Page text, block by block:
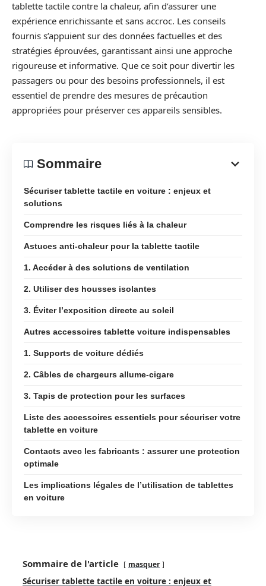
tablette tactile contre la chaleur, afin d’assurer une
expérience enrichissante et sans accroc. Les conseils
fournis s’appuient sur des données factuelles et des
stratégies éprouvées, garantissant ainsi une approche
rigoureuse et informative. Que ce soit pour divertir les
passagers ou pour des besoins professionnels, il est
essentiel de prendre des mesures de précaution
appropriées pour préserver ces appareils sensibles.
Sommaire
Sécuriser tablette tactile en voiture : enjeux et
solutions
Comprendre les risques liés à la chaleur
Astuces anti-chaleur pour la tablette tactile
1. Accéder à des solutions de ventilation
2. Utiliser des housses isolantes
3. Éviter l’exposition directe au soleil
Autres accessoires tablette voiture indispensables
1. Supports de voiture dédiés
2. Câbles de chargeurs allume-cigare
3. Tapis de protection pour les surfaces
Liste des accessoires essentiels pour sécuriser votre
tablette en voiture
Contacts avec les fabricants : assurer une protection
optimale
Les implications légales de l’utilisation de tablettes
en voiture
Sommaire de l'article masquer
Sécuriser tablette tactile en voiture : enjeux et